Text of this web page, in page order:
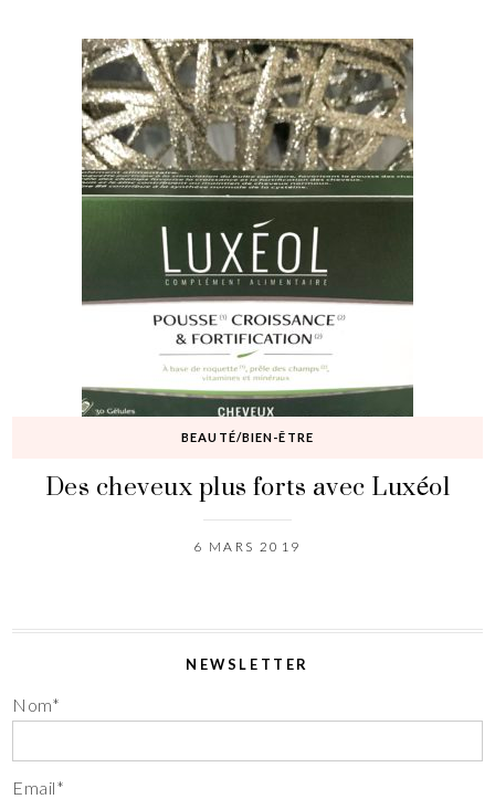
BEAUTÉ/BIEN-ÊTRE
Des cheveux plus forts avec Luxéol
6 MARS 2019
NEWSLETTER
Nom*
Email*